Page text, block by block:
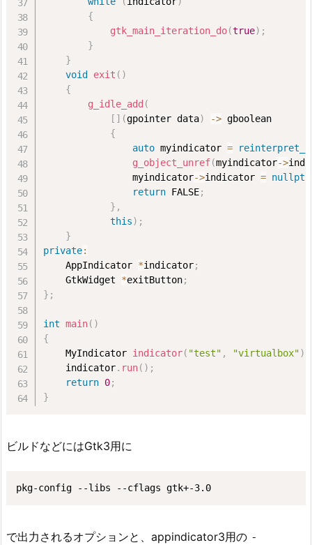
4.
ま
と
め
{
gtk_main_iteration_do(true) ;
}
}
void
exit ( )
{
g_idle_add (
[ ] (gpointer data) -> gboolean
{
auto myindicator =
g_object_unref(myindicator->
                myindicator
->indicator = nullptr
return FALSE;
} ,
this) ;
}
private:
    AppIndicator
*indicator;
    GtkWidget
*exitButton;
} ;
int main( )
{
    MyIndicator
indicator( "test" , "virtualbox")
    indicator
. run( ) ;
return 0;
}
ビルドなどにはGtk3用に
pkg-config --libs --cflags gtk+-3.0
で出力されるオプションと、appindicator3用の -